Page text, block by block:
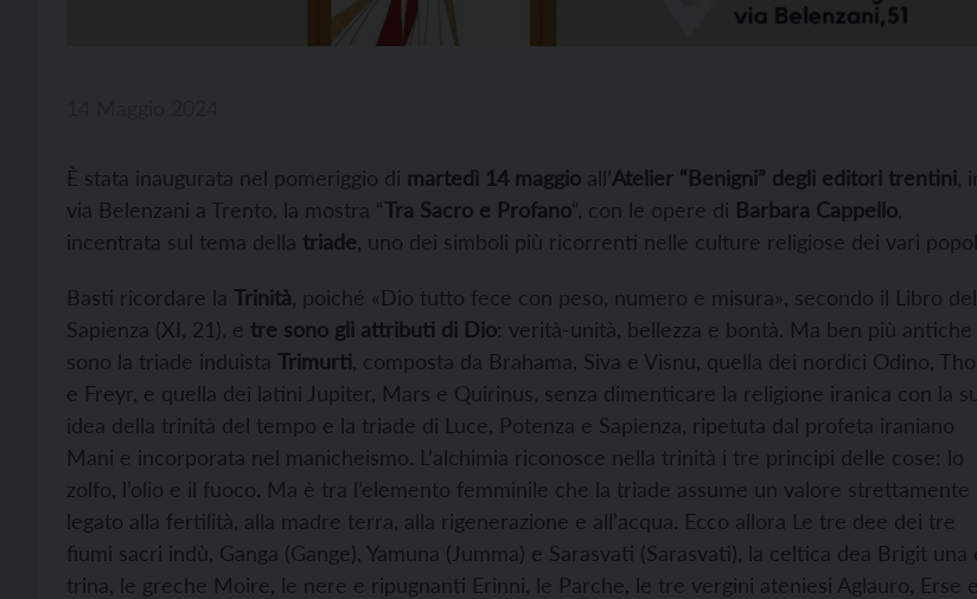
È stata inaugurata nel pomeriggio di martedì 14 maggio all’Atelier “Benigni” degli editori trentini ,
via Belenzani a Trento, la mostra “Tra Sacro e Profano“, con le opere di Barbara Cappello
incentrata sul tema della triade , uno dei simboli più ricorrenti nelle culture religiose dei vari
Basti ricordare la Trinità , poiché «Dio tutto fece con peso, numero e misura», secondo il Libro
Sapienza (XI, 21), e tre sono gli attributi di Dio: verità-unità, bellezza e bontà. Ma ben più antiche
sono la triade induista Trimurti , composta da Brahama, Siva e Visnu, quella dei nordici Odino,
e Freyr, e quella dei latini Jupiter, Mars e Quirinus, senza dimenticare la religione iranica con la
idea della trinità del tempo e la triade di Luce, Potenza e Sapienza, ripetuta dal profeta iraniano
Mani e incorporata nel manicheismo. L’alchimia riconosce nella trinità i tre principi delle cose: lo
zolfo, l’olio e il fuoco. Ma è tra l’elemento femminile che la triade assume un valore strettamente
legato alla fertilità, alla madre terra, alla rigenerazione e all’acqua. Ecco allora Le tre dee dei tre
fiumi sacri indù, Ganga (Gange), Yamuna (Jumma) e Sarasvati (Sarasvati), la celtica dea Brigit una
trina, le greche Moire, le nere e ripugnanti Erinni, le Parche, le tre vergini ateniesi Aglauro, Erse e